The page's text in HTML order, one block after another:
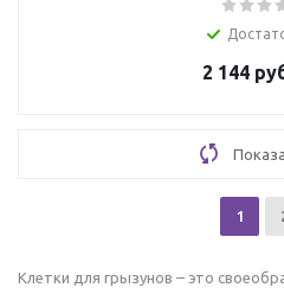
2 144
1
Клетки для грызунов – это